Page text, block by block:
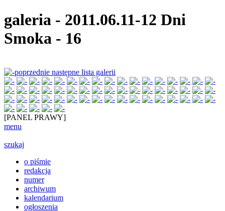
galeria - 2011.06.11-12 Dni
Smoka - 16
poprzednie następne lista galerii
[PANEL PRAWY]
menu
szukaj
o piśmie
redakcja
numer
archiwum
kalendarium
ogłoszenia